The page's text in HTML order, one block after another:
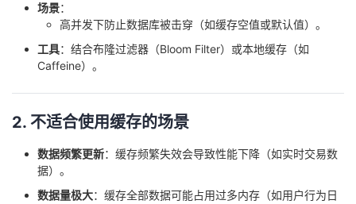
证
实
的
藏
持
建
场景：
高并发下防止数据库被击穿（如缓存空值或默认值）。
工具：结合布隆过滤器（Bloom Filter）或本地缓存（如
Caffeine）。
2. 不适合使用缓存的场景
数据频繁更新：缓存频繁失效会导致性能下降（如实时交易数
据）。
数据量极大：缓存全部数据可能占用过多内存（如用户行为日